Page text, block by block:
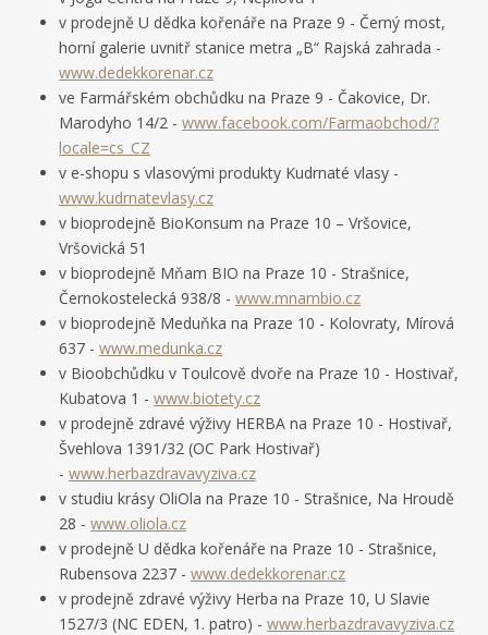
v prodejně U dědka kořenáře na Praze 9 - Černý most,
horní galerie uvnitř stanice metra „B“ Rajská zahrada -
www.dedekkorenar.cz
ve Farmářském obchůdku na Praze 9 - Čakovice, Dr.
Marodyho 14/2 -www.facebook.com/Farmaobchod/?
locale=cs_CZ
v e-shopu s vlasovými produkty Kudrnaté vlasy -
www.kudrnatevlasy.cz
v bioprodejně BioKonsum na Praze 10 – Vršovice,
Vršovická 51
v bioprodejně Mňam BIO na Praze 10 - Strašnice,
Černokostelecká 938/8 -www.mnambio.cz
v bioprodejně Meduňka na Praze 10 - Kolovraty, Mírová
637 -www.medunka.cz
v Bioobchůdku v Toulcově dvoře na Praze 10 - Hostivař,
Kubatova 1 -www.biotety.cz
v prodejně zdravé výživy HERBA na Praze 10 - Hostivař,
Švehlova 1391/32 (OC Park Hostivař)
-www.herbazdravavyziva.cz
v studiu krásy OliOla na Praze 10 - Strašnice, Na Hroudě
28 -www.oliola.cz
v prodejně U dědka kořenáře na Praze 10 - Strašnice,
Rubensova 2237 -www.dedekkorenar.cz
v prodejně zdravé výživy Herba na Praze 10, U Slavie
1527/3 (NC EDEN, 1. patro) -www.herbazdravavyziva.cz